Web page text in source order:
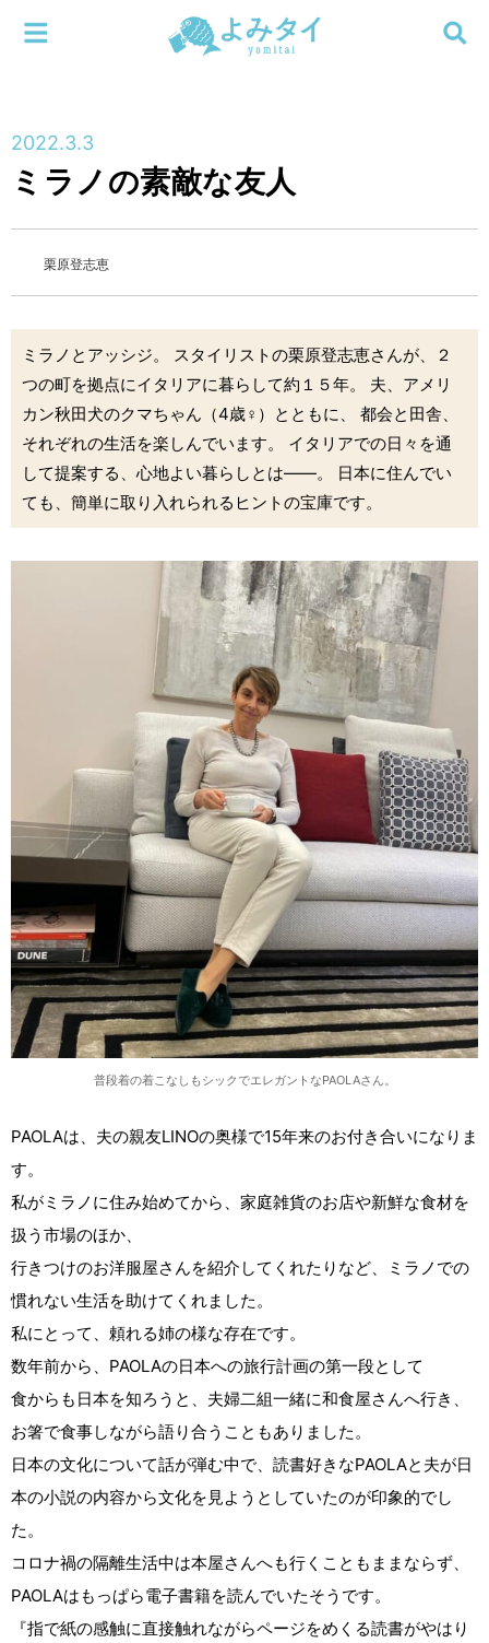
特集
編集部
検索する
メニューを閉じる
2022.3.3
ミラノの素敵な友人
栗原登志恵
ミラノとアッシジ。 スタイリストの栗原登志恵さんが、２
つの町を拠点にイタリアに暮らして約１５年。 夫、アメリ
カン秋田犬のクマちゃん（4歳♀）とともに、 都会と田舎、
それぞれの生活を楽しんでいます。 イタリアでの日々を通
して提案する、心地よい暮らしとは――。 日本に住んでい
ても、簡単に取り入れられるヒントの宝庫です。
普段着の着こなしもシックでエレガントなPAOLAさん。
PAOLAは、夫の親友LINOの奥様で15年来のお付き合いになりま
す。
私がミラノに住み始めてから、家庭雑貨のお店や新鮮な食材を
扱う市場のほか、
行きつけのお洋服屋さんを紹介してくれたりなど、ミラノでの
慣れない生活を助けてくれました。
私にとって、頼れる姉の様な存在です。
数年前から、PAOLAの日本への旅行計画の第一段として
食からも日本を知ろうと、夫婦二組一緒に和食屋さんへ行き、
お箸で食事しながら語り合うこともありました。
日本の文化について話が弾む中で、読書好きなPAOLAと夫が日
本の小説の内容から文化を見ようとしていたのが印象的でし
た。
コロナ禍の隔離生活中は本屋さんへも行くこともままならず、
PAOLAはもっぱら電子書籍を読んでいたそうです。
『指で紙の感触に直接触れながらページをめくる読書がやはり